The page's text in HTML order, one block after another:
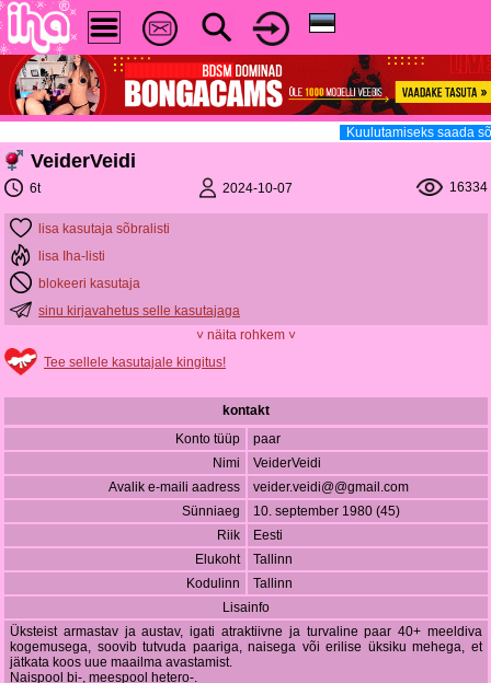
Kuulutamiseks saada
VeiderVeidi
6t 2024-10-07 16334
lisa kasutaja sõbralisti
lisa Iha-listi
blokeeri kasutaja
sinu kirjavahetus selle kasutajaga
˅ näita rohkem ˅
Tee sellele kasutajale kingitus!
kontakt
Konto tüüp
paar
Nimi
VeiderVeidi
Avalik e-maili aadress
veider.veidi@@gmail.com
Sünniaeg
10. september 1980 (45)
Riik
Eesti
Elukoht
Tallinn
Kodulinn
Tallinn
Lisainfo
Üksteist armastav ja austav, igati atraktiivne ja turvaline paar 40+ meeldiva
kogemusega, soovib tutvuda paariga, naisega või erilise üksiku mehega, et
jätkata koos uue maailma avastamist.
Naispool bi-, meespool hetero-.